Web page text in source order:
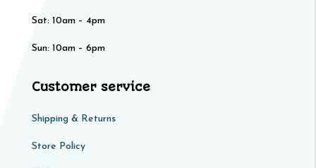
Sat: 10am – 4pm​​
Sun: 10am – 6pm
Customer service
Shipping & Returns
Store Policy​​